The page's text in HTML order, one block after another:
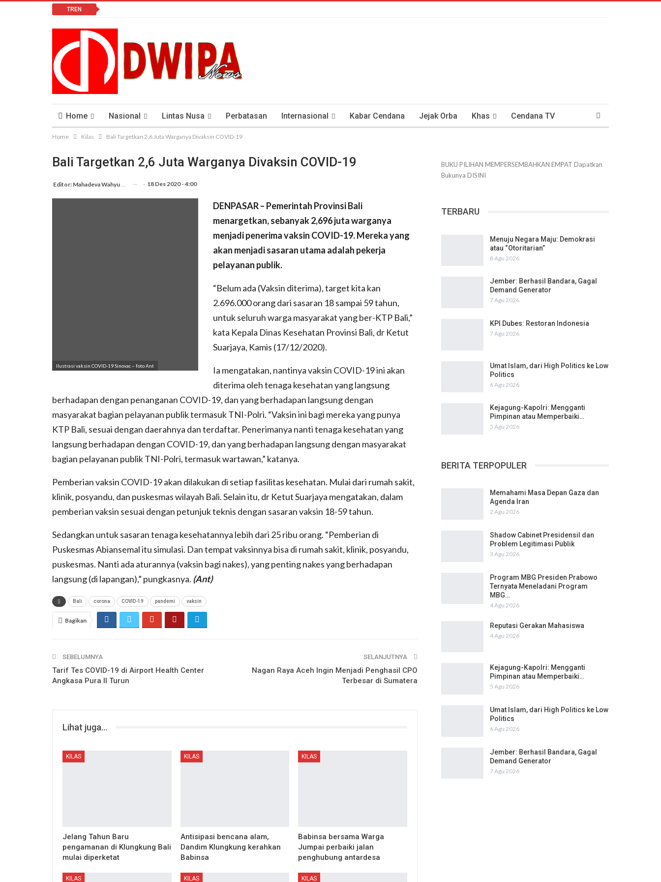
TREN
Home Nasional Lintas Nusa Perbatasan Internasional Kabar Cendana Jejak Orba Khas Cendana TV
Lomba Vlog Cendana News Peduli Kesehatan Antisipasi COVID-19
Home Kilas Bali Targetkan 2,6 Juta Warganya Divaksin COVID-19
Bali Targetkan 2,6 Juta Warganya Divaksin COVID-19
- 18 Des 2020 - 4:00
Ilustrasi vaksin COVID-19 Sinovac – foto Ant
DENPASAR – Pemerintah Provinsi Bali
menargetkan, sebanyak 2,696 jutawarganya
menjadipenerima vaksin COVID-19.Mereka yang
akan menjadi sasaran utama adalah pekerja
pelayanan publik.
“Belum ada (Vaksin diterima), target kita kan
2.696.000 orang dari sasaran 18 sampai 59 tahun,
untuk seluruh warga masyarakat yang ber-KTP Bali,”
kata Kepala Dinas Kesehatan Provinsi Bali, dr Ketut
Suarjaya, Kamis (17/12/2020).
Ia mengatakan, nantinya vaksin COVID-19 ini akan
diterima oleh tenaga kesehatan yang langsung
berhadapan dengan penanganan COVID-19, dan yang berhadapan langsung dengan
masyarakat bagian pelayanan publik termasuk TNI-Polri. “Vaksin ini bagi mereka yang punya
KTP Bali, sesuai dengan daerahnya dan terdaftar. Penerimanya nanti tenaga kesehatan yang
langsung berhadapan dengan COVID-19, dan yang berhadapan langsung dengan masyarakat
bagian pelayanan publik TNI-Polri, termasuk wartawan,” katanya.
Pemberian vaksin COVID-19 akan dilakukan di setiap fasilitas kesehatan. Mulai dari rumah sakit,
klinik, posyandu, dan puskesmas wilayah Bali. Selain itu, dr Ketut Suarjaya mengatakan, dalam
pemberian vaksin sesuai dengan petunjuk teknis dengan sasaran vaksin 18-59 tahun.
Sedangkan untuk sasaran tenaga kesehatannya lebih dari 25 ribu orang. “Pemberian di
Puskesmas Abiansemal itu simulasi. Dan tempat vaksinnya bisa di rumah sakit, klinik, posyandu,
puskesmas. Nanti ada aturannya (vaksin bagi nakes), yang penting nakes yang berhadapan
langsung (di lapangan),” pungkasnya. (Ant)
Bali corona COVID-19 pandemi vaksin
Bagikan
SEBELUMNYA
Tarif Tes COVID-19 di Airport Health Center
Angkasa Pura II Turun
SELANJUTNYA
Nagan Raya Aceh Ingin Menjadi Penghasil CPO
Terbesar di Sumatera
Lihat juga...
KILAS
Jelang Tahun Baru
pengamanan di Klungkung Bali
mulai diperketat
KILAS
Antisipasi bencana alam,
Dandim Klungkung kerahkan
Babinsa
KILAS
Babinsa bersama Warga
Jumpai perbaiki jalan
penghubung antardesa
KILAS KILAS KILAS
BUKU PILIHAN MEMPERSEMBAHKAN EMPAT Dapatkan
Bukunya DISINI
TERBARU
Menuju Negara Maju: Demokrasi
atau “Otoritarian”
8 Agu 2026
Jember: Berhasil Bandara, Gagal
Demand Generator
7 Agu 2026
KPI Dubes: Restoran Indonesia
7 Agu 2026
Umat Islam, dari High Politics ke Low
Politics
6 Agu 2026
Kejagung-Kapolri: Mengganti
Pimpinan atau Memperbaiki…
5 Agu 2026
BERITA TERPOPULER
Memahami Masa Depan Gaza dan
Agenda Iran
2 Agu 2026
Shadow Cabinet Presidensil dan
Problem Legitimasi Publik
3 Agu 2026
Program MBG Presiden Prabowo
Ternyata Meneladani Program
MBG…
4 Agu 2026
Reputasi Gerakan Mahasiswa
4 Agu 2026
Kejagung-Kapolri: Mengganti
Pimpinan atau Memperbaiki…
5 Agu 2026
Umat Islam, dari High Politics ke Low
Politics
6 Agu 2026
Jember: Berhasil Bandara, Gagal
Demand Generator
7 Agu 2026